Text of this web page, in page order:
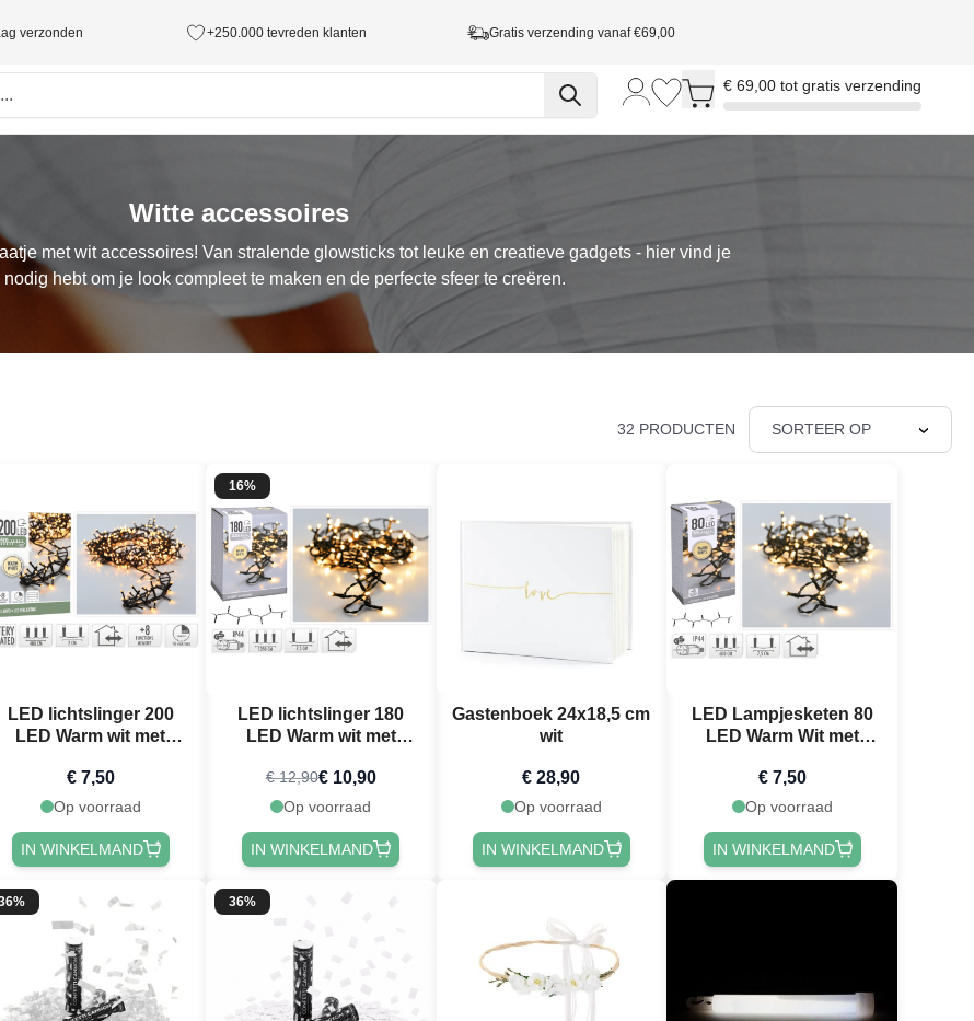
verzonden +250.000 tevreden klanten Gratis verzending vanaf €69,00
Toggle minicart, Cart is empty
€ 69,00 tot gratis verzending
Witte accessoires
met wit accessoires! Van stralende glowsticks tot leuke en creatieve gadgets - hier vind je
hebt om je look compleet te maken en de perfecte sfeer te creëren.
32 PRODUCTEN SORTEER OP
LED lichtslinger 200
LED Warm wit met
€ 7,50
Op voorraad
IN WINKELMAND
16%
LED lichtslinger 180
LED Warm wit met
€ 12,90€ 10,90
Op voorraad
IN WINKELMAND
Gastenboek 24x18,5 cm
wit
€ 28,90
Op voorraad
IN WINKELMAND
LED Lampjesketen 80
LED Warm Wit met
€ 7,50
Op voorraad
IN WINKELMAND
36%